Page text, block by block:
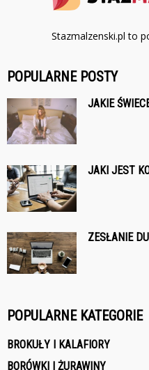
Stazmalzenski.pl to
POPULARNE POSTY
JAKIE
JAKI JEST
ZESŁANIE
POPULARNE KATEGORIE
BROKUŁY I KALAFIORY
BORÓWKI I ŻURAWINY